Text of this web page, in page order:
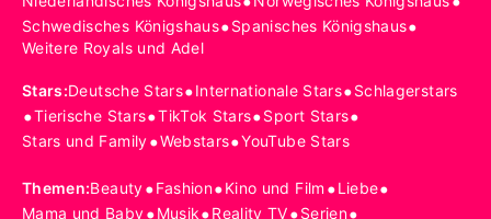
Schwedisches Königshaus•Spanisches Königshaus•
Weitere Royals und Adel
Stars:Deutsche Stars•Internationale Stars•Schlagerstars
•Tierische Stars•TikTok Stars•Sport Stars•
Stars und Family•Webstars•YouTube Stars
Themen:Beauty•Fashion•Kino und Film •Liebe•
Mama und Baby Musik Reality TV Serien